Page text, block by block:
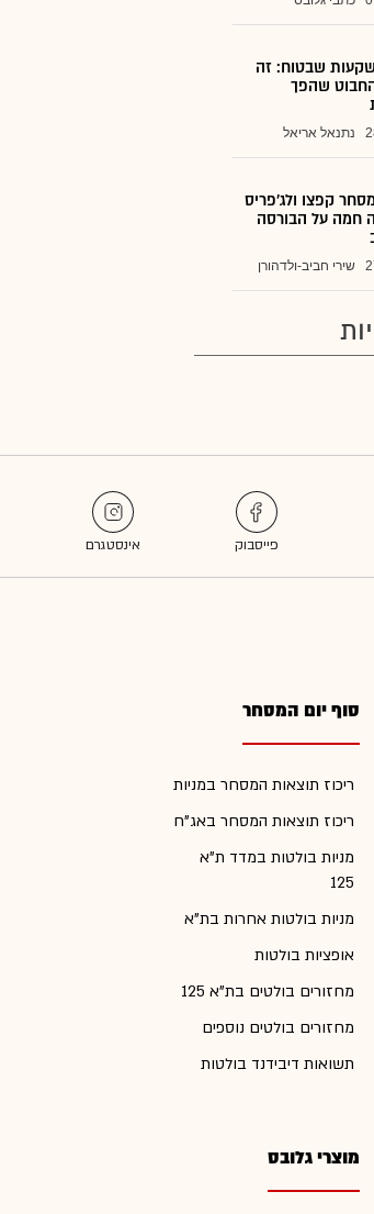
שבטוח: זה
שהפך
נתנאל אריאל
קפצו ולג'פריס
חמה על הבורסה
שירי חביב-ולדהורן
סוף יום המסחר
ריכוז תוצאות המסחר במניות
ריכוז תוצאות המסחר באג"ח
מניות בולטות במדד ת"א
125
מניות בולטות אחרות בת"א
אופציות בולטות
מחזורים בולטים בת"א 125
מחזורים בולטים נוספים
תשואות דיבידנד בולטות
מוצרי גלובס